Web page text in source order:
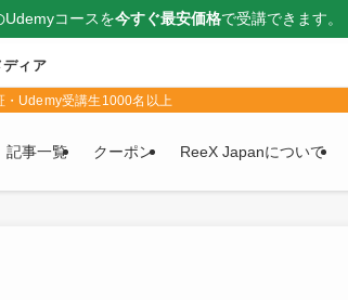
ィア
・Udemy受講生1000名以上
記事一覧 クーポン ReeX Japanについて
Udemyコースを今すぐ最安価格で受講できます。